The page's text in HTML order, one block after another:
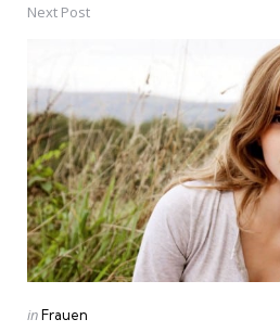
Next Post
Posted
inFrauen